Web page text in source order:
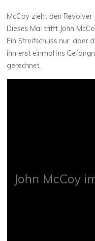
McCoy zieht den Revolver
Dieses Mal trifft John
Ein Streifschuss nur, aber
ihn erst einmal ins
gerechnet.
John McCoy